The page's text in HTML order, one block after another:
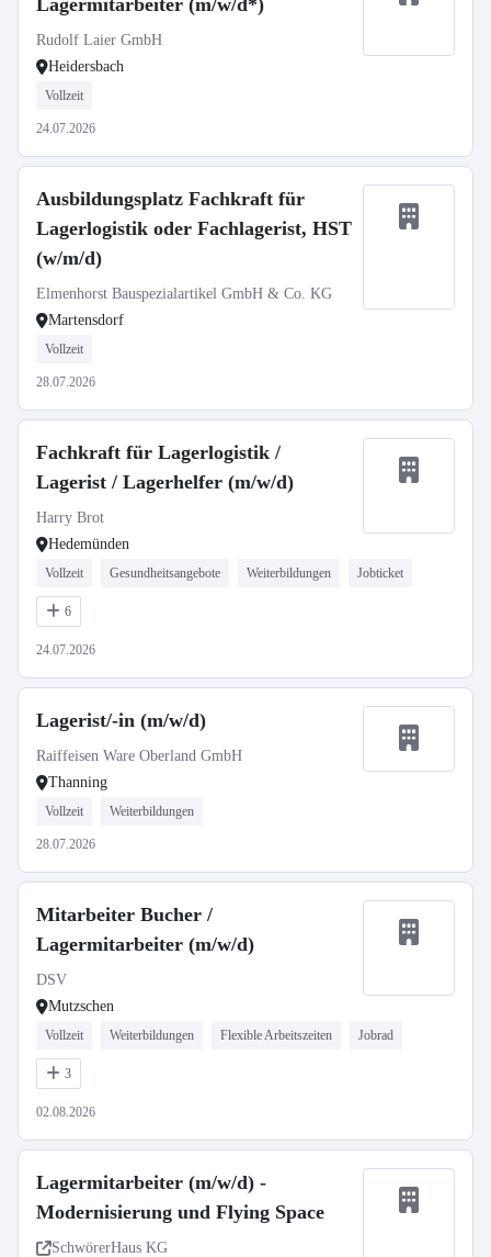
Lagermitarbeiter (m/w/d*)
Rudolf Laier GmbH
Heidersbach
Vollzeit
24.07.2026
Ausbildungsplatz Fachkraft für
Lagerlogistik oder Fachlagerist, HST
(w/m/d)
Elmenhorst Bauspezialartikel GmbH & Co. KG
Martensdorf
Vollzeit
28.07.2026
Fachkraft für Lagerlogistik /
Lagerist / Lagerhelfer (m/w/d)
Harry Brot
Hedemünden
Vollzeit Gesundheitsangebote Weiterbildungen Jobticket
6
24.07.2026
Lagerist/-in (m/w/d)
Raiffeisen Ware Oberland GmbH
Thanning
Vollzeit Weiterbildungen
28.07.2026
Mitarbeiter Bucher /
Lagermitarbeiter (m/w/d)
DSV
Mutzschen
Vollzeit Weiterbildungen Flexible Arbeitszeiten Jobrad
3
02.08.2026
Lagermitarbeiter (m/w/d) -
Modernisierung und Flying Space
SchwörerHaus KG